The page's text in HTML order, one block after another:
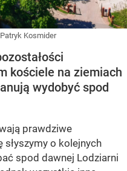
Patryk Kosmider
kościele na ziemiach
wydobyć spod
prawdziwe
słyszymy o kolejnych
spod dawnej Lodziarni